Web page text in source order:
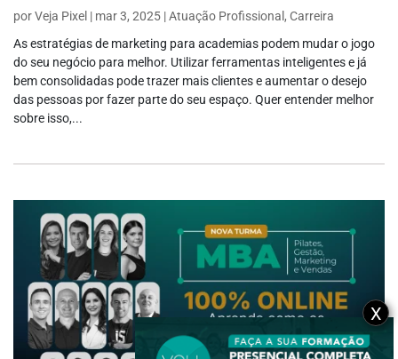
porVeja Pixel | mar 3, 2025 |Atuação Profissional , Carreira
As estratégias de marketing para academias podem mudar o jogo
do seu negócio para melhor. Utilizar ferramentas inteligentes e já
bem consolidadas pode trazer mais clientes e aumentar o desejo
das pessoas por fazer parte do seu espaço. Quer entender melhor
sobre isso,...
X